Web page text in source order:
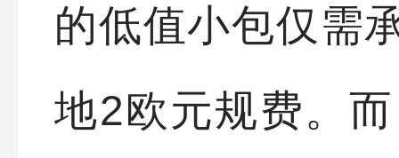
的低值小包仅需
地2欧元规费。